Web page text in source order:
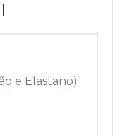
e Elastano)